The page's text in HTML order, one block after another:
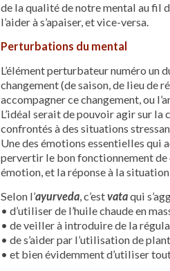
de la qualité de notre mental au fil
l’aider à s’apaiser, et vice-versa.
Perturbations du mental
L’élément perturbateur numéro un
changement (de saison, de lieu de
accompagner ce changement, ou
L’idéal serait de pouvoir agir sur la
confrontés à des situations
Une des émotions essentielles qui
pervertir le bon fonctionnement de
émotion, et la réponse à la
Selon l’ayurveda, c’estvataqui
• d’utiliser de l’huile chaude en
• de veiller à introduire de la
• de s’aider par l’utilisation de
• et bien évidemment d’utiliser